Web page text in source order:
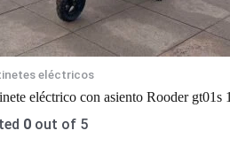
eléctricos
eléctrico con asiento Rooder gt01s
0 out of 5